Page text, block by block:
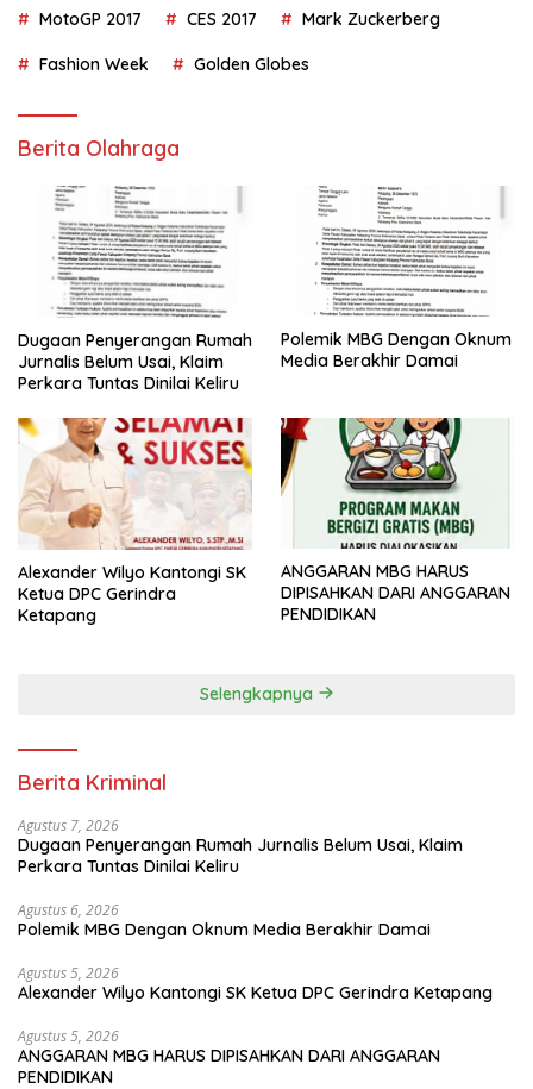
MotoGP 2017 CES 2017 Mark Zuckerberg
Fashion Week Golden Globes
Berita Olahraga
Dugaan Penyerangan Rumah
Jurnalis Belum Usai, Klaim
Perkara Tuntas Dinilai Keliru
Polemik MBG Dengan Oknum
Media Berakhir Damai
Alexander Wilyo Kantongi SK
Ketua DPC Gerindra
Ketapang
ANGGARAN MBG HARUS
DIPISAHKAN DARI ANGGARAN
PENDIDIKAN
Selengkapnya
Berita Kriminal
Agustus 7, 2026
Dugaan Penyerangan Rumah Jurnalis Belum Usai, Klaim
Perkara Tuntas Dinilai Keliru
Agustus 6, 2026
Polemik MBG Dengan Oknum Media Berakhir Damai
Agustus 5, 2026
Alexander Wilyo Kantongi SK Ketua DPC Gerindra Ketapang
Agustus 5, 2026
ANGGARAN MBG HARUS DIPISAHKAN DARI ANGGARAN
PENDIDIKAN